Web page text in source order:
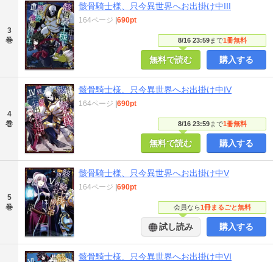
3
巻
骸骨騎士様、只今異世界へお出掛け中III
8/16 23:59まで1冊無料
164ページ |690pt
無料で読む 購入する
4
巻
骸骨騎士様、只今異世界へお出掛け中IV
8/16 23:59まで1冊無料
164ページ |690pt
無料で読む 購入する
5
巻
骸骨騎士様、只今異世界へお出掛け中V
会員なら1冊まるごと無料
164ページ |690pt
試し読み 購入する
骸骨騎士様、只今異世界へお出掛け中VI